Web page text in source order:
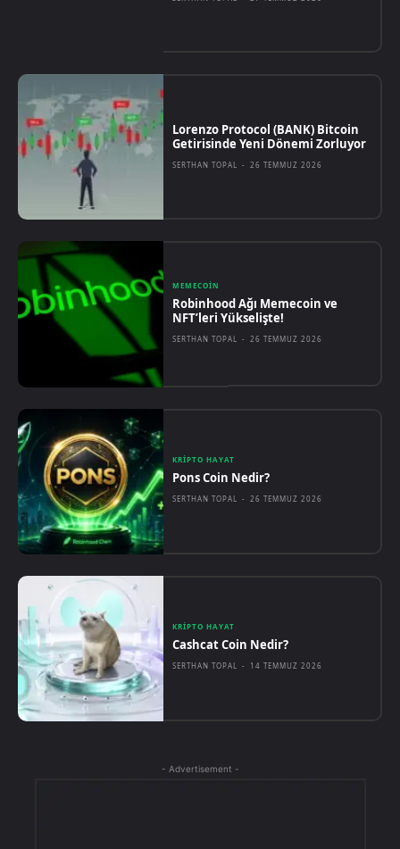
Lorenzo Protocol (BANK) Bitcoin
Getirisinde Yeni Dönemi Zorluyor
SERTHAN TOPAL - 26 TEMMUZ 2026
MEMECOIN
Robinhood Ağı Memecoin ve
NFT’leri Yükselişte!
SERTHAN TOPAL - 26 TEMMUZ 2026
KRIPTO HAYAT
Pons Coin Nedir?
SERTHAN TOPAL - 26 TEMMUZ 2026
KRIPTO HAYAT
Cashcat Coin Nedir?
SERTHAN TOPAL - 14 TEMMUZ 2026
- Advertisement -